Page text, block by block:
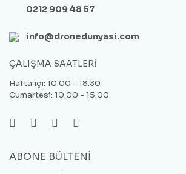
0212 909 48 57
info@dronedunyasi.com
ÇALIŞMA SAATLERİ
Hafta içi: 10.00 - 18.30
Cumartesi: 10.00 - 15.00
ABONE BÜLTENİ